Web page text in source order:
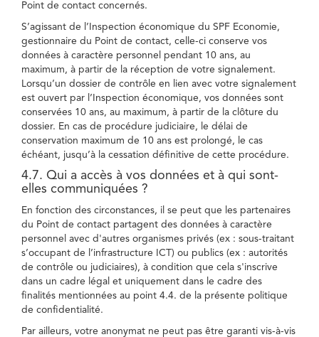
Point de contact concernés.
S’agissant de l’Inspection économique du SPF Economie,
gestionnaire du Point de contact, celle-ci conserve vos
données à caractère personnel pendant 10 ans, au
maximum, à partir de la réception de votre signalement.
Lorsqu’un dossier de contrôle en lien avec votre signalement
est ouvert par l’Inspection économique, vos données sont
conservées 10 ans, au maximum, à partir de la clôture du
dossier. En cas de procédure judiciaire, le délai de
conservation maximum de 10 ans est prolongé, le cas
échéant, jusqu’à la cessation définitive de cette procédure.
4.7. Qui a accès à vos données et à qui sont-
elles communiquées ?
En fonction des circonstances, il se peut que les partenaires
du Point de contact partagent des données à caractère
personnel avec d'autres organismes privés (ex : sous-traitant
s’occupant de l’infrastructure ICT) ou publics (ex : autorités
de contrôle ou judiciaires), à condition que cela s'inscrive
dans un cadre légal et uniquement dans le cadre des
finalités mentionnées au point 4.4. de la présente politique
de confidentialité.
Par ailleurs, votre anonymat ne peut pas être garanti vis-à-vis